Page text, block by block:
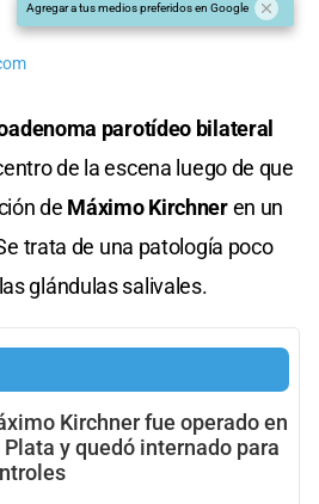
Agregar a tus medios preferidos en Google
parotídeo bilateral
de la escena luego de que
de Máximo Kirchneren un
trata de una patología poco
glándulas salivales.
Kirchner fue operado en
Plata y quedó internado para